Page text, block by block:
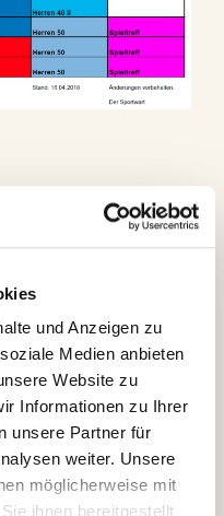
und Anzeigen zu
Medien anbieten
Website zu
Informationen zu Ihrer
unsere Partner für
weiter. Unsere
möglicherweise mit
ihnen bereitgestellt
die Medenspiele
19 Mannschaften
Lenz findet
für das freie